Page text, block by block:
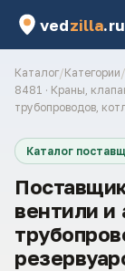
vedzilla.ru
Каталог/Категории/
8481 · Краны,
трубопроводов,
Каталог
вентили и